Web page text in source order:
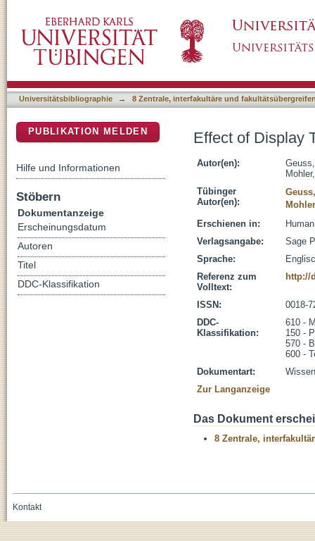
Universitätsbibliographie → 8 Zentrale, interfakultäre und
Effect of Display
Autor(en):
Tübinger
Autor(en):
Erschienen in:
Verlagsangabe:
Sage
Sprache:
Referenz zum
Volltext:
http://
ISSN:
0018-
DDC-
Klassifikation:
610 -
150 -
570 -
600 -
Dokumentart:
Zur Langanzeige
Das Dokument
8 Zentrale,
PUBLIKATION MELDEN
Hilfe und Informationen
Stöbern
Dokumentanzeige
Erscheinungsdatum
Autoren
Titel
DDC-Klassifikation
Kontakt